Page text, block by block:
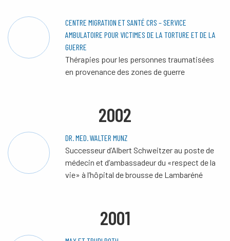
CENTRE MIGRATION ET SANTÉ CRS – SERVICE
AMBULATOIRE POUR VICTIMES DE LA TORTURE ET DE LA
GUERRE
Thérapies pour les personnes traumatisées
en provenance des zones de guerre
2002
DR. MED. WALTER MUNZ
Successeur d’Albert Schweitzer au poste de
médecin et d’ambassadeur du «respect de la
vie» à l’hôpital de brousse de Lambaréné
2001